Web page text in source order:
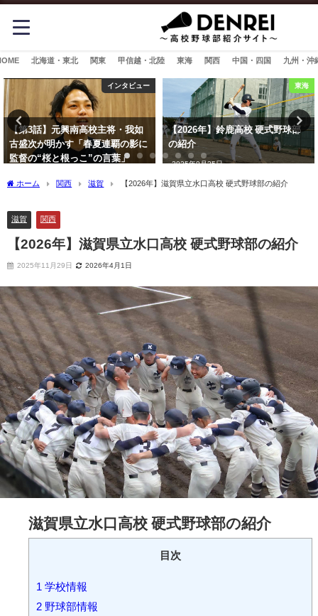
北海道・東北 関東 甲信越・北陸 東海 関西 中国・四国 九州・沖
インタビュー
【第3話】元興南高校主将・我如
古盛次が明かす「春夏連覇の影に
監督の“桜と根っこ”の言葉」
東海
【2026年】鈴鹿高校 硬式野球部
の紹介
2025年9月25日
ホーム 関西 滋賀 【2026年】滋賀県立水口高校 硬式野球部の紹介
滋賀 関西
【2026年】滋賀県立水口高校 硬式野球部の紹介
2025年11月29日 2026年4月1日
滋賀県立水口高校 硬式野球部の紹介
目次
1 学校情報
2 野球部情報